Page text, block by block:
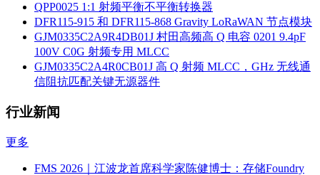
QPP0025 1:1 射频平衡不平衡转换器
DFR115-915 和 DFR115-868 Gravity LoRaWAN 节点模块
GJM0335C2A9R4DB01J 村田高频高 Q 电容 0201 9.4pF
100V C0G 射频专用 MLCC
GJM0335C2A4R0CB01J 高 Q 射频 MLCC，GHz 无线通
信阻抗匹配关键无源器件
行业新闻
更多
FMS 2026｜江波龙首席科学家陈健博士：存储Foundry